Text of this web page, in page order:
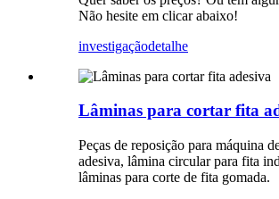
Não hesite em clicar abaixo!
investigaçãodetalhe
Lâminas para cortar fita
Peças de reposição para máquina
adesiva, lâmina circular para fita
lâminas para corte de fita gomada.